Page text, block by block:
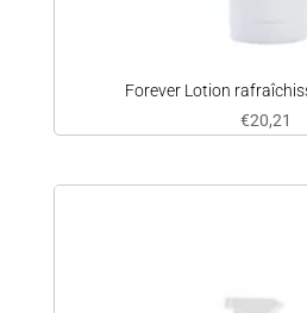
Forever Lotion
€20,21